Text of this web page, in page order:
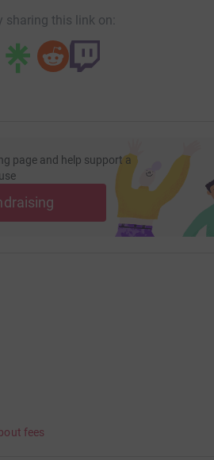
реализовать свой потенциал,
со сверстниками, а
жизни. Мы также стремимся
ребенком.
sharing this link on:
page and help support a
fees